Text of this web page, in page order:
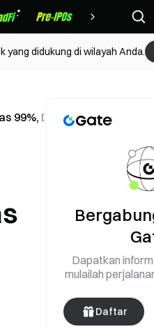
yang didukung di wilayah Anda.
Data CME
Dapatkan
mulailah
Daftar